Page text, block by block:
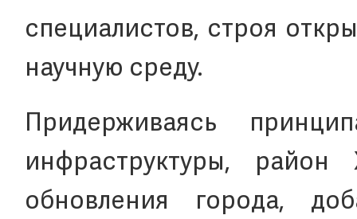
специалистов, строя
научную среду.
Придерживаясь
инфраструктуры, район
обновления города,